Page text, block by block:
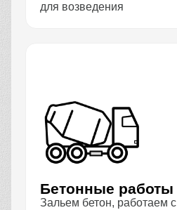
для возведения
Бетонные работы
Зальем бетон, работаем с